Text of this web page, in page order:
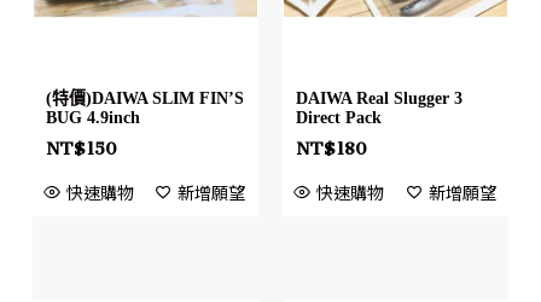
(特價)DAIWA SLIM FIN’S
BUG 4.9inch
NT$150
快速購物 新增願望
DAIWA Real Slugger 3
Direct Pack
NT$180
快速購物 新增願望